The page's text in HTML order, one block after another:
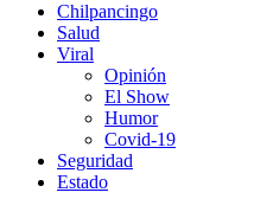
Chilpancingo
Salud
Viral
Opinión
El Show
Humor
Covid-19
Seguridad
Estado